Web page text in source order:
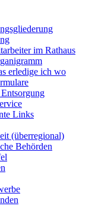
im Rathaus
erledige ich wo
Links
(überregional)
Behörden